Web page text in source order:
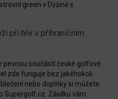
green v Dýšině s
při hře v příhraničním
pevnou součástí české golfové
zde funguje bez jakéhokoli
nebo doplňky si můžete
Supergolf.cz. Zásilku vám